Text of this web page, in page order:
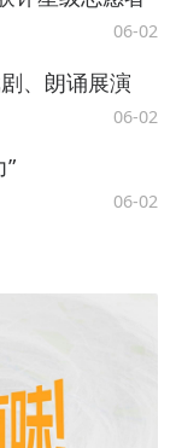
06-02
、朗诵展演
06-02
06-02